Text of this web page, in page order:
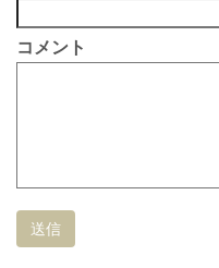
コメント